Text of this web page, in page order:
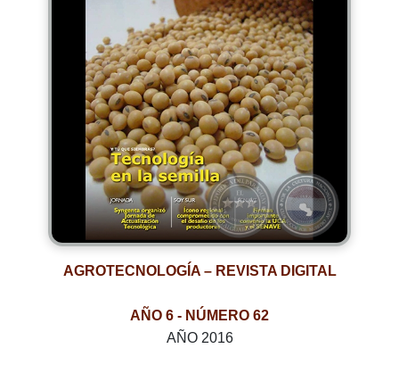
AGROTECNOLOGÍA – REVISTA DIGITAL
AÑO 6 - NÚMERO 62
AÑO 2016